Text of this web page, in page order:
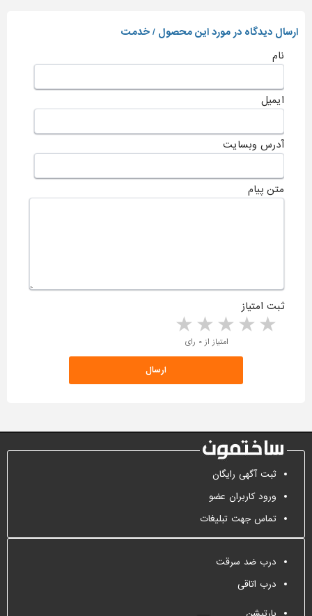
ارسال دیدگاه در مورد این محصول / خدمت
نام
ایمیل
آدرس وبسایت
متن پیام
ثبت امتیاز
4 stars 3 stars 2 stars 1 star امتیاز از ۰ رای
ثبت آگهی رایگان
ورود کاربران عضو
تماس جهت تبلیغات
درب ضد سرقت
درب اتاقی